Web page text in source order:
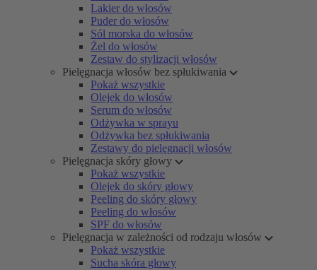
Lakier do włosów
Puder do włosów
Sól morska do włosów
Żel do włosów
Zestaw do stylizacji włosów
Pielęgnacja włosów bez spłukiwania
Pokaż wszystkie
Olejek do włosów
Serum do włosów
Odżywka w sprayu
Odżywka bez spłukiwania
Zestawy do pielęgnacji włosów
Pielęgnacja skóry głowy
Pokaż wszystkie
Olejek do skóry głowy
Peeling do skóry głowy
Peeling do włosów
SPF do włosów
Pielęgnacja w zależności od rodzaju włosów
Pokaż wszystkie
Sucha skóra głowy